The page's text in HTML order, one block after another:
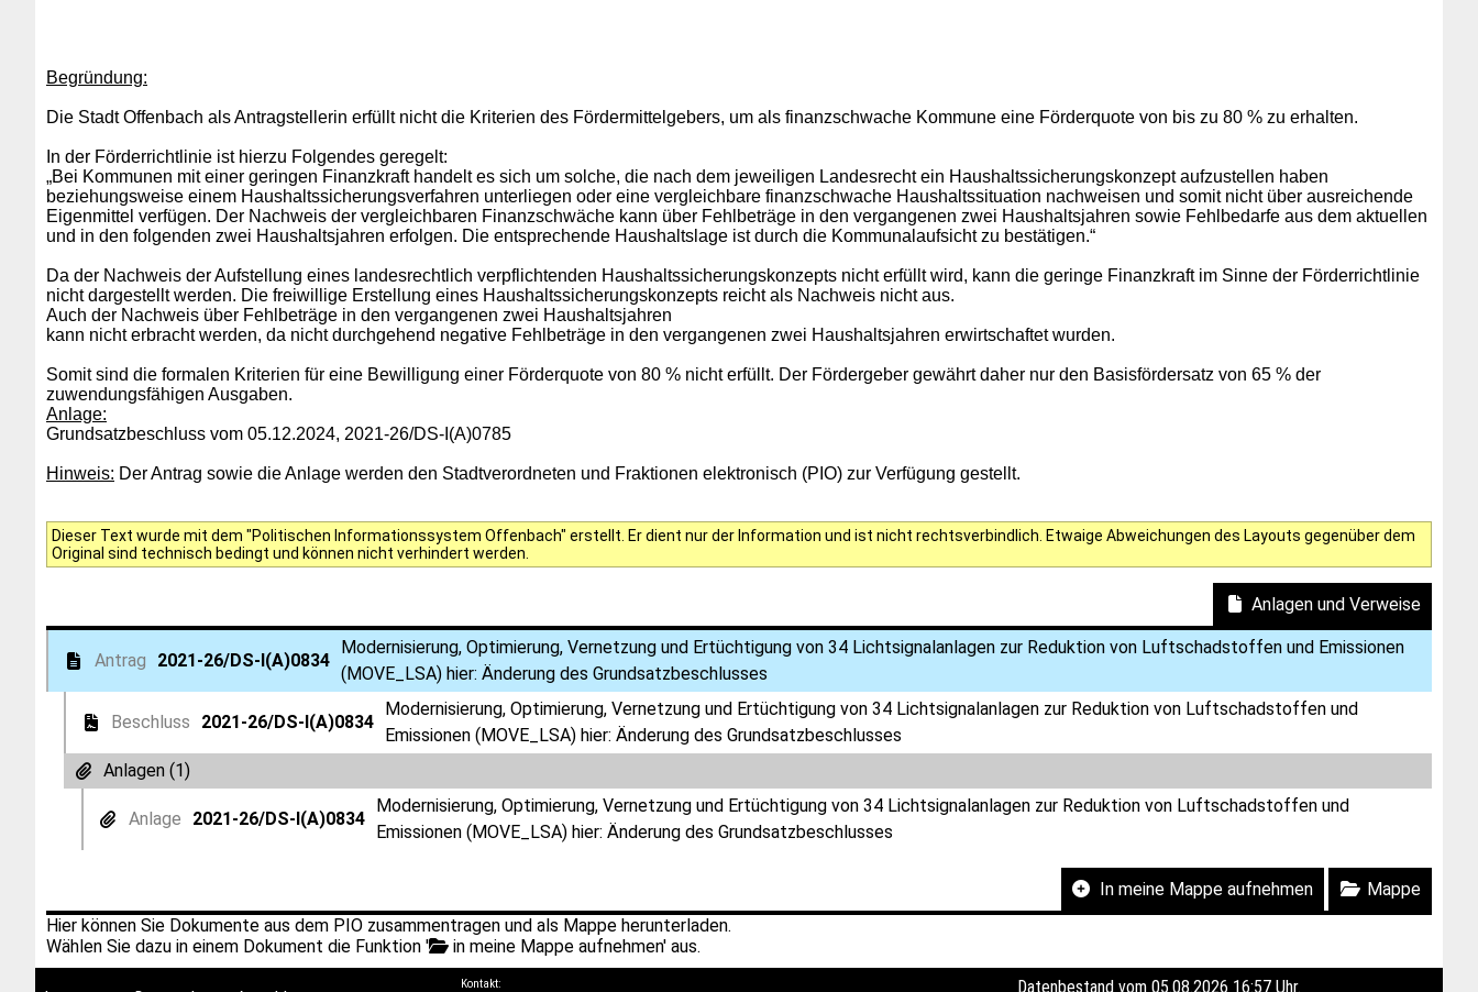
Begründung:
Die Stadt Offenbach als Antragstellerin erfüllt nicht die Kriterien des Fördermittelgebers, um als finanzschwache Kommune eine Förderquote von bis zu 80 % zu erhalten.
In der Förderrichtlinie ist hierzu Folgendes geregelt:
„Bei Kommunen mit einer geringen Finanzkraft handelt es sich um solche, die nach dem jeweiligen Landesrecht ein Haushaltssicherungskonzept aufzustellen haben
beziehungsweise einem Haushaltssicherungsverfahren unterliegen oder eine vergleichbare finanzschwache Haushaltssituation nachweisen und somit nicht über ausreichende
Eigenmittel verfügen. Der Nachweis der vergleichbaren Finanzschwäche kann über Fehlbeträge in den vergangenen zwei Haushaltsjahren sowie Fehlbedarfe aus dem aktuellen
und in den folgenden zwei Haushaltsjahren erfolgen. Die entsprechende Haushaltslage ist durch die Kommunalaufsicht zu bestätigen.“
Da der Nachweis der Aufstellung eines landesrechtlich verpflichtenden Haushaltssicherungskonzepts nicht erfüllt wird, kann die geringe Finanzkraft im Sinne der Förderrichtlinie
nicht dargestellt werden. Die freiwillige Erstellung eines Haushaltssicherungskonzepts reicht als Nachweis nicht aus.
Auch der Nachweis über Fehlbeträge in den vergangenen zwei Haushaltsjahren
kann nicht erbracht werden, da nicht durchgehend negative Fehlbeträge in den vergangenen zwei Haushaltsjahren erwirtschaftet wurden.
Somit sind die formalen Kriterien für eine Bewilligung einer Förderquote von 80 % nicht erfüllt. Der Fördergeber gewährt daher nur den Basisfördersatz von 65 % der
zuwendungsfähigen Ausgaben.
Anlage:
Grundsatzbeschluss vom 05.12.2024, 2021-26/DS-I(A)0785
Hinweis: Der Antrag sowie die Anlage werden den Stadtverordneten und Fraktionen elektronisch (PIO) zur Verfügung gestellt.
Dieser Text wurde mit dem "Politischen Informationssystem Offenbach" erstellt. Er dient nur der Information und ist nicht rechtsverbindlich. Etwaige Abweichungen des Layouts gegenüber dem
Original sind technisch bedingt und können nicht verhindert werden.
Anlagen und Verweise
Antrag 2021-26/DS-I(A)0834
Modernisierung, Optimierung, Vernetzung und Ertüchtigung von 34 Lichtsignalanlagen zur Reduktion von Luftschadstoffen und Emissionen
(MOVE_LSA) hier: Änderung des Grundsatzbeschlusses
Beschluss 2021-26/DS-I(A)0834
Modernisierung, Optimierung, Vernetzung und Ertüchtigung von 34 Lichtsignalanlagen zur Reduktion von Luftschadstoffen und
Emissionen (MOVE_LSA) hier: Änderung des Grundsatzbeschlusses
Anlagen (1)
Anlage 2021-26/DS-I(A)0834
Modernisierung, Optimierung, Vernetzung und Ertüchtigung von 34 Lichtsignalanlagen zur Reduktion von Luftschadstoffen und
Emissionen (MOVE_LSA) hier: Änderung des Grundsatzbeschlusses
In meine Mappe aufnehmen
Mappe
Hier können Sie Dokumente aus dem PIO zusammentragen und als Mappe herunterladen.
Wählen Sie dazu in einem Dokument die Funktion '
in meine Mappe aufnehmen' aus.
Kontakt:
Datenbestand vom 05.08.2026 16:57 Uhr.